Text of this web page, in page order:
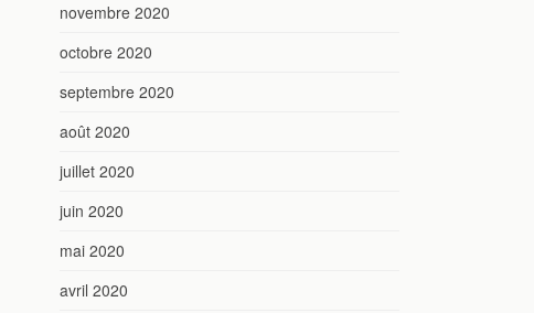
novembre 2020
octobre 2020
septembre 2020
août 2020
juillet 2020
juin 2020
mai 2020
avril 2020